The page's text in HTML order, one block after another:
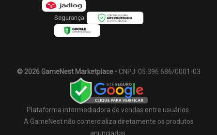
Segurança
© 2026 GameNest Marketplace• CNPJ: 05.396.686/0001-03
Plataforma intermediadora de vendas entre usuários.
A GameNest não comercializa diretamente os produtos
anunciados.